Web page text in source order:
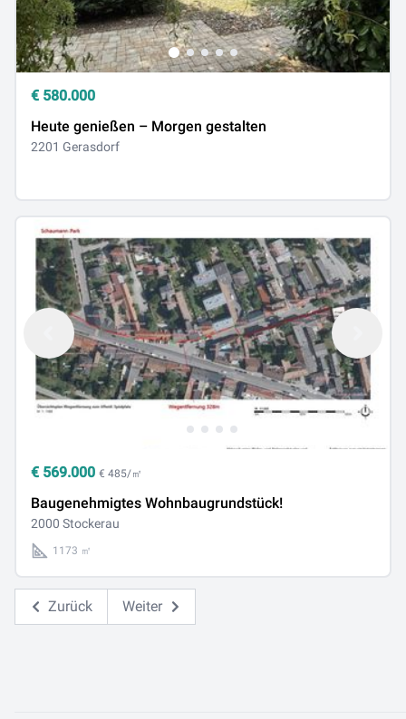
€ 580.000
Heute genießen – Morgen gestalten
2201 Gerasdorf
€ 569.000 € 485/㎡
Baugenehmigtes Wohnbaugrundstück!
2000 Stockerau
1173 ㎡
Zurück Weiter